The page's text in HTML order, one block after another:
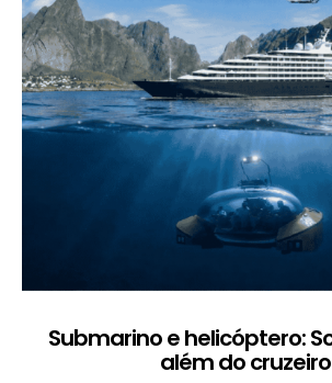
Submarino e helicóptero:
além do cruzeiro